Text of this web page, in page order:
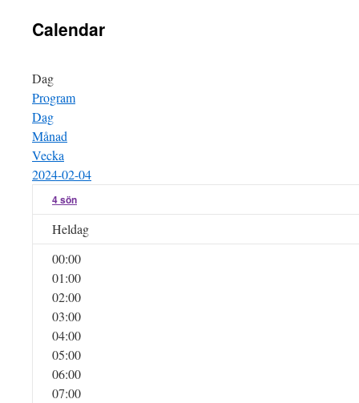
Calendar
Dag
Program
Dag
Månad
Vecka
2024-02-04
4sön
Heldag
00:00
01:00
02:00
03:00
04:00
05:00
06:00
07:00